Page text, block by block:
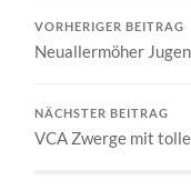
VORHERIGER BEITRAG
Neuallermöher
NÄCHSTER BEITRAG
VCA Zwerge mit